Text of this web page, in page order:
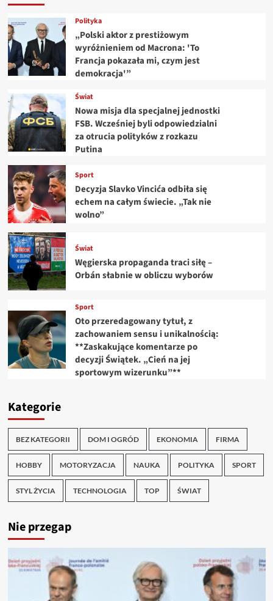
Polityka
„Polski aktor z prestiżowym
wyróżnieniem od Macrona: 'To
Francja pokazała mi, czym jest
demokracja'”
Świat
Nowa misja dla specjalnej jednostki
FSB. Wcześniej byli odpowiedzialni
za otrucia polityków z rozkazu
Putina
Sport
Decyzja Slavko Vincića odbiła się
echem na całym świecie. „Tak nie
wolno”
Świat
Węgierska propaganda traci siłę –
Orbán słabnie w obliczu wyborów
Sport
Oto przeredagowany tytuł, z
zachowaniem sensu i unikalnością:
**Zaskakujące komentarze po
decyzji Świątek. „Cień na jej
sportowym wizerunku”**
Kategorie
BEZ KATEGORII DOM I OGRÓD EKONOMIA FIRMA
HOBBY MOTORYZACJA NAUKA POLITYKA SPORT
STYL ŻYCIA TECHNOLOGIA TOP ŚWIAT
Nie przegap